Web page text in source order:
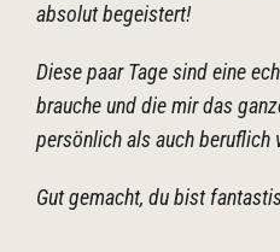
absolut begeistert!
Diese paar Tage sind eine
brauche und die mir das
persönlich als auch beruflich
Gut gemacht, du bist